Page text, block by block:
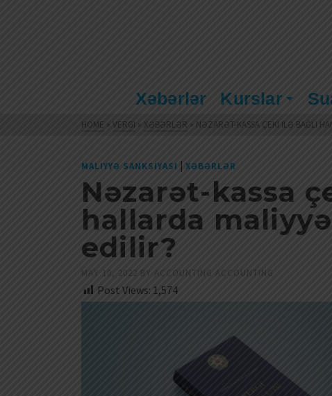
Xəbərlər Kurslar
HOME » VERGI » XƏBƏRLƏR » NƏZARƏT-KASSA ÇEKI ILƏ BAĞLI
MALIYYƏ SANKSIYASI | XƏBƏRLƏR
Nəzarət-kassa
hallarda
edilir?
MAY 10, 2022 BY ACCOUNTING ACCOUNTING
Post Views: 1,574